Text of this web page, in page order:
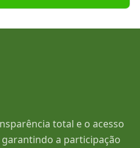
total e o acesso
a participação